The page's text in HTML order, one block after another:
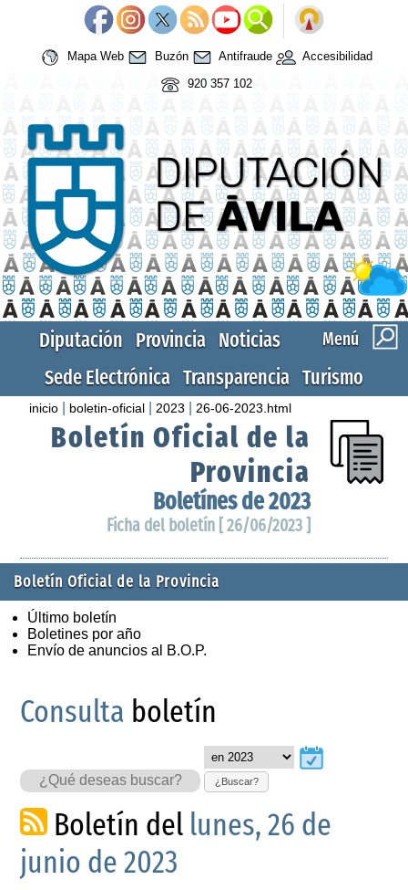
Mapa Web Buzón Antifraude
Accesibilidad
920 357 102
Menú
Diputación Provincia Noticias
Sede Electrónica Transparencia Turismo
inicio boletin-oficial 2023 26-06-2023.html
Boletín Oficial de la
Provincia
Boletínes de 2023
Ficha del boletín [ 26/06/2023 ]
Boletín Oficial de la Provincia
Último boletín
Boletines por año
Envío de anuncios al B.O.P.
Consulta boletín
¿Buscar?
Boletín del lunes, 26 de
junio de 2023